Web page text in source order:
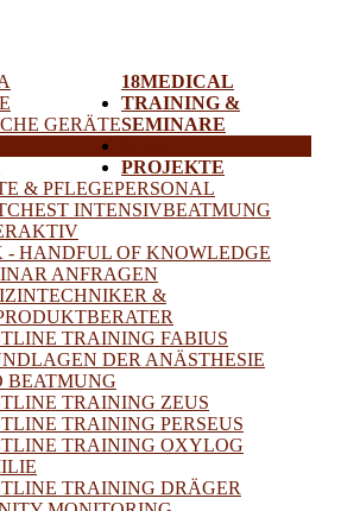
18MEDICAL
GERÄTE
TRAINING &
SEMINARE
& PFLEGEPERSONAL
INTENSIVBEATMUNG
- HANDFUL OF KNOWLEDGE
ANFRAGEN
&
TRAINING FABIUS
DER ANÄSTHESIE
BEATMUNG
TRAINING ZEUS
TRAINING PERSEUS
TRAINING OXYLOG
TRAINING DRÄGER
PROJEKTE